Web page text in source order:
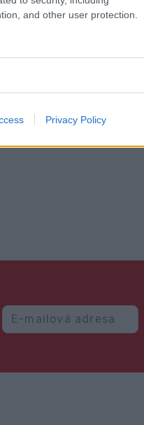
and other user protection.
Privacy Policy